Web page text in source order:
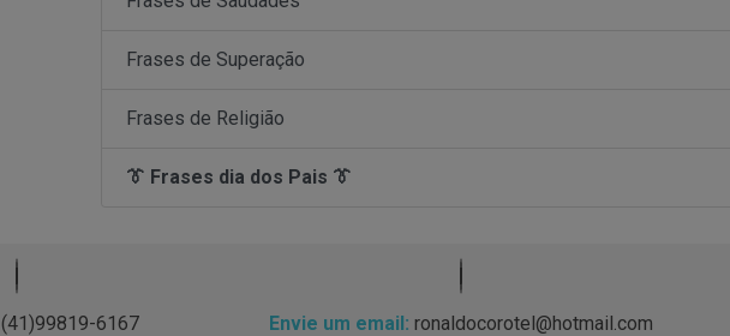
Frases de Superação
Frases de Religião
👔 Frases dia dos Pais 👔
(41)99819-6167 Envie um email: ronaldocorotel@hotmail.com